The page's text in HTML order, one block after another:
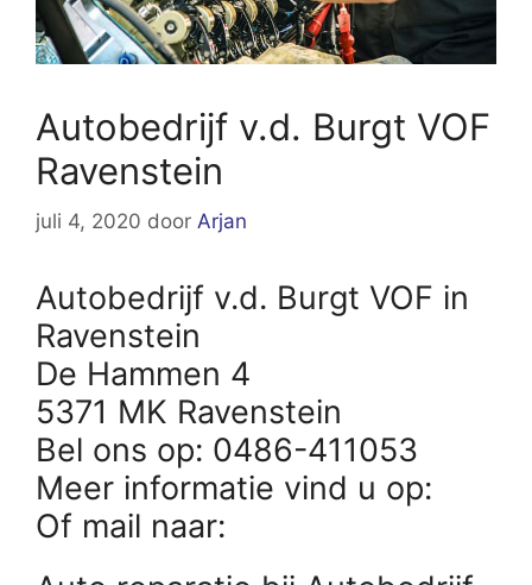
Autobedrijf v.d. Burgt VOF
Ravenstein
juli 4, 2020 door Arjan
Autobedrijf v.d. Burgt VOF in
Ravenstein
De Hammen 4
5371 MK Ravenstein
Bel ons op: 0486-411053
Meer informatie vind u op:
Of mail naar: